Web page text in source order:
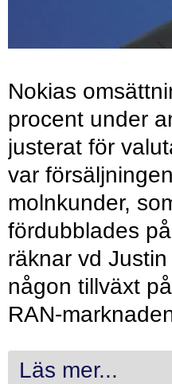
Nokias
procent under
justerat för
var
molnkunder,
fördubblades
räknar vd
någon tillväxt
RAN-
Läs mer...